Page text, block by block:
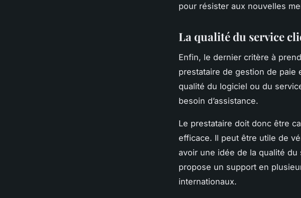
pour résister aux nouvelles
La qualité du service
Enfin, le dernier critère à
prestataire de gestion de paie
qualité du logiciel ou du
besoin d’assistance.
Le prestataire doit donc être
efficace. Il peut être utile de
avoir une idée de la qualité
propose un support en
internationaux.